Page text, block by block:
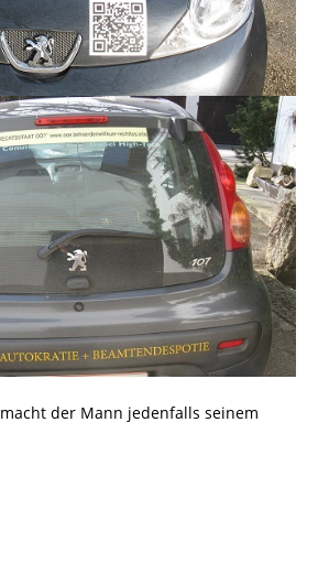
macht der Mann jedenfalls seinem